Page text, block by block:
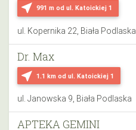
near_me 991 m od ul. Katoickiej 1
ul. Kopernika 22, Biała Podlaska
near_me 1.1 km od ul. Katoickiej 1
Dr. Max
ul. Janowska 9, Biała Podlaska
APTEKA GEMINI